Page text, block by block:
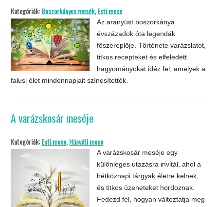
Kategóriák:Boszorkányos mesék,Esti mese
Az aranyüst boszorkánya
évszázadok óta legendák
főszereplője. Története varázslatot,
titkos recepteket és elfeledett
hagyományokat idéz fel, amelyek a
falusi élet mindennapjait színesítették.
A varázskosár meséje
Kategóriák:Esti mese,Húsvéti mese
A varázskosár meséje egy
különleges utazásra invitál, ahol a
hétköznapi tárgyak életre kelnek,
és titkos üzeneteket hordoznak.
Fedezd fel, hogyan változtatja meg